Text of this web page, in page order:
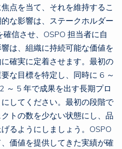
点を当て、それを維持するこ
な影響は、ステークホルダー
信させ、OSPO 担当者に自
は、組織に持続可能な価値を
確実に定着させます。最初の
な目標を特定し、同時に 6 ～
～ 5 年で成果を出す長期プロ
してください。最初の段階で
トの数を少ない状態にし、品
るようにしましょう。OSPO
価値を提供してきた実績が確